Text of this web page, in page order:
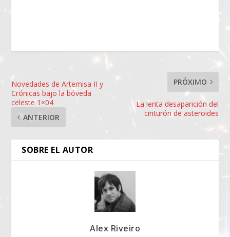
Novedades de Artemisa II y
Crónicas bajo la bóveda
celeste 1×04
ANTERIOR
PRÓXIMO
La lenta desaparición del
cinturón de asteroides
SOBRE EL AUTOR
Alex Riveiro